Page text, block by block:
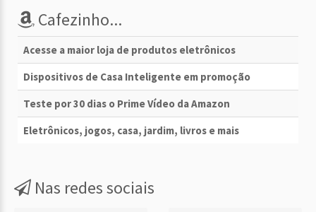
Cafezinho...
Acesse a maior loja de produtos eletrônicos
Dispositivos de Casa Inteligente em promoção
Teste por 30 dias o Prime Vídeo da Amazon
Eletrônicos, jogos, casa, jardim, livros e mais
Nas redes sociais